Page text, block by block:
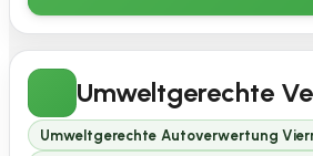
Umweltgerechte
Umweltgerechte Autoverwertung